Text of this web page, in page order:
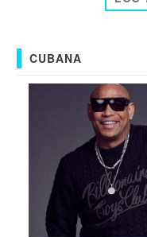
CUBANA